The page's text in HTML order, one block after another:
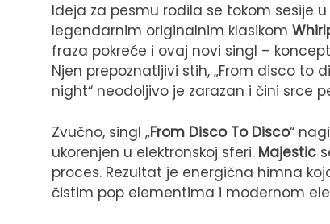
Ideja za pesmu rodila se tokom sesije
legendarnim originalnim klasikom
fraza pokreće i ovaj novi singl –
Njen prepoznatljivi stih, „From disco
night“ neodoljivo je zarazan i čini srce
Zvučno, singl „From Disco To Disco“
ukorenjen u elektronskoj sferi. Majestic
proces. Rezultat je energična himna
čistim pop elementima i modernom